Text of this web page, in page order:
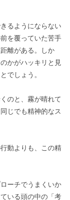
るようにならない
を覆っていた苦手
離がある。しか
かがハッキリと見
でしょう。
のと、霧が晴れて
じでも精神的なス
動よりも、この精
ーチでうまくいか
いる頭の中の「考